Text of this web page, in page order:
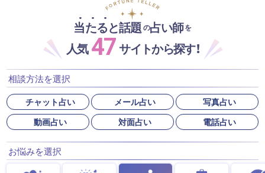
当たると話題の占い師を
人気47サイトから探す！
相談方法を選択
チャット占い メール占い
写真占い
動画占い
対面占い 電話占い
お悩みを選択